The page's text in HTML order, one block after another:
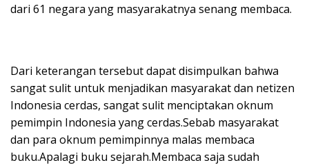
dari 61 negara yang masyarakatnya senang membaca.
Dari keterangan tersebut dapat disimpulkan bahwa
sangat sulit untuk menjadikan masyarakat dan netizen
Indonesia cerdas, sangat sulit menciptakan oknum
pemimpin Indonesia yang cerdas.Sebab masyarakat
dan para oknum pemimpinnya malas membaca
buku.Apalagi buku sejarah.Membaca saja sudah